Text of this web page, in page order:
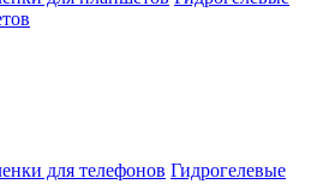
Гидрогелевые